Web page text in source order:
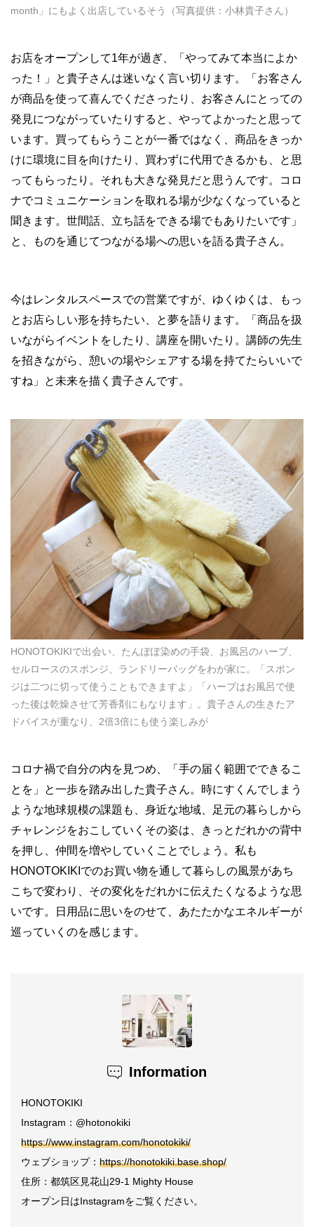
month」にもよく出店しているそう（写真提供：小林貴子さん）
お店をオープンして1年が過ぎ、「やってみて本当によか
った！」と貴子さんは迷いなく言い切ります。「お客さん
が商品を使って喜んでくださったり、お客さんにとっての
発見につながっていたりすると、やってよかったと思って
います。買ってもらうことが一番ではなく、商品をきっか
けに環境に目を向けたり、買わずに代用できるかも、と思
ってもらったり。それも大きな発見だと思うんです。コロ
ナでコミュニケーションを取れる場が少なくなっていると
聞きます。世間話、立ち話をできる場でもありたいです」
と、ものを通じてつながる場への思いを語る貴子さん。
今はレンタルスペースでの営業ですが、ゆくゆくは、もっ
とお店らしい形を持ちたい、と夢を語ります。「商品を扱
いながらイベントをしたり、講座を開いたり。講師の先生
を招きながら、憩いの場やシェアする場を持てたらいいで
すね」と未来を描く貴子さんです。
HONOTOKIKIで出会い、たんぽぽ染めの手袋、お風呂のハーブ、
セルロースのスポンジ、ランドリーバッグをわが家に。「スポン
ジは二つに切って使うこともできますよ」「ハーブはお風呂で使
った後は乾燥させて芳香剤にもなります」。貴子さんの生きたア
ドバイスが重なり、2倍3倍にも使う楽しみが
コロナ禍で自分の内を見つめ、「手の届く範囲でできるこ
とを」と一歩を踏み出した貴子さん。時にすくんでしまう
ような地球規模の課題も、身近な地域、足元の暮らしから
チャレンジをおこしていくその姿は、きっとだれかの背中
を押し、仲間を増やしていくことでしょう。私も
HONOTOKIKIでのお買い物を通して暮らしの風景があち
こちで変わり、その変化をだれかに伝えたくなるような思
いです。日用品に思いをのせて、あたたかなエネルギーが
巡っていくのを感じます。
Information
HONOTOKIKI
Instagram：@hotonokiki
https://www.instagram.com/honotokiki/
ウェブショップ： https://honotokiki.base.shop/
住所：都筑区見花山29-1 Mighty House
オープン日はInstagramをご覧ください。